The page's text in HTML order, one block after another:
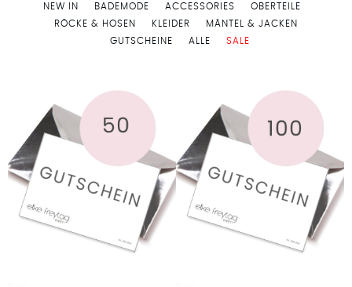
NEW IN BADEMODE ACCESSORIES
OBERTEILE
RÖCKE & HOSEN
KLEIDER
MÄNTEL & JACKEN
GUTSCHEINE
ALLE SALE